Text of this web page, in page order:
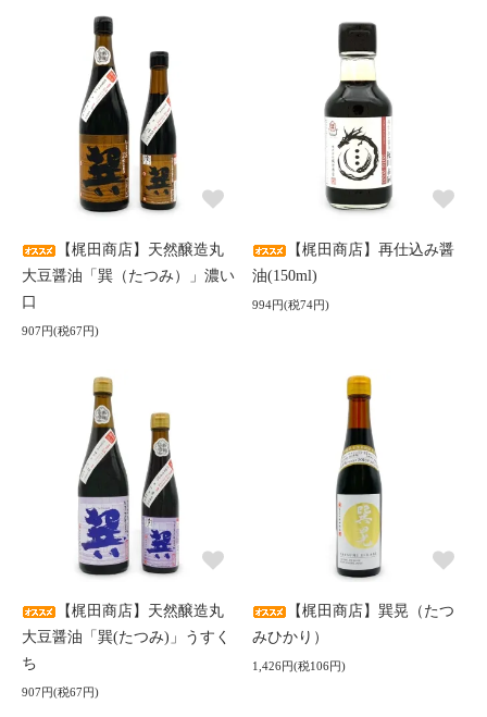
【梶田商店】天然醸造丸
大豆醤油「巽（たつみ）」濃い
口
907円(税67円)
【梶田商店】再仕込み醤
油(150ml)
994円(税74円)
【梶田商店】天然醸造丸
大豆醤油「巽(たつみ)」うすく
ち
907円(税67円)
【梶田商店】巽晃（たつ
みひかり）
1,426円(税106円)